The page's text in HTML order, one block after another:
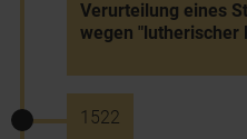
Verurteilung eines
wegen "lutherischer
1522